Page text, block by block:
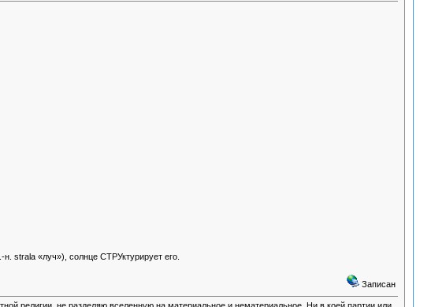
stralа «луч»), солнце СТРУктурирует его.
Записан